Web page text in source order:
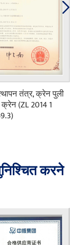
तंत्र, क्रेन पुली
(ZL 2014 1
करने